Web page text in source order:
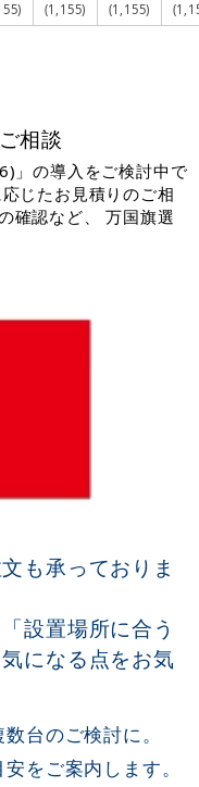
(1,155) (1,155)
相談
」の導入をご検討中で
じたお見積りのご相
確認など、 万国旗選
も承っておりま
設置場所に合う
になる点をお気
台のご検討に。
をご案内します。